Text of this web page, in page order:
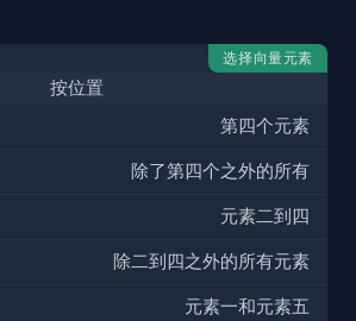
选择向量元素
按位置
第四个元素
除了第四个之外的所有
元素二到四
除二到四之外的所有元素
元素一和元素五